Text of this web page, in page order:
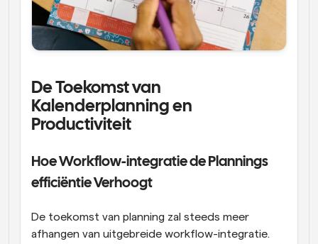
De Toekomst van
Kalenderplanning en
Productiviteit
Hoe Workflow-integratie de Plannings
efficiëntie Verhoogt
De toekomst van planning zal steeds meer
afhangen van uitgebreide workflow-integratie.